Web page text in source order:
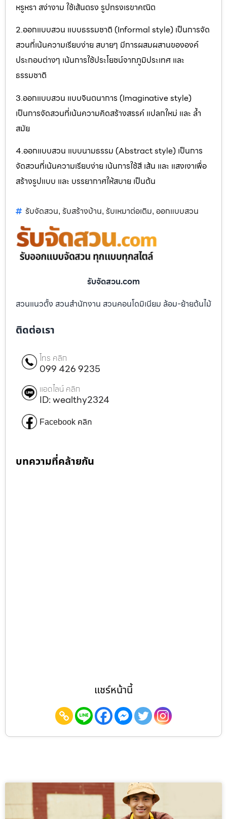
หรูหรา สง่างาม ใช้เส้นตรง รูปทรงเรขาคณิต
2.ออกแบบสวน แบบธรรมชาติ (Informal style) เป็นการจัด
สวนที่เน้นความเรียบง่าย สบายๆ มีการผสมผสานขององค์
ประกอบต่างๆ เน้นการใช้ประโยชน์จากภูมิประเทศ และ
ธรรมชาติ
3.ออกแบบสวน แบบจินตนาการ (Imaginative style)
เป็นการจัดสวนที่เน้นความคิดสร้างสรรค์ แปลกใหม่ และ ล้ำ
สมัย
4.ออกแบบสวน แบบนามธรรม (Abstract style) เป็นการ
จัดสวนที่เน้นความเรียบง่าย เน้นการใช้สี เส้น และ แสงเงาเพื่อ
สร้างรูปแบบ และ บรรยากาศให้สบาย เป็นต้น
รับจัดสวน, รับสร้างบ้าน, รับเหมาต่อเติม, ออกแบบสวน
รับจัดสวน.com
สวนแนวตั้ง สวนสำนักงาน สวนคอนโดมิเนียม ล้อม-ย้ายต้นไม้
ติดต่อเรา
โทร คลิก
099 426 9235
แอดไลน์ คลิก
ID: wealthy2324
Facebook คลิก
บทความที่คล้ายกัน
แชร์หน้านี้